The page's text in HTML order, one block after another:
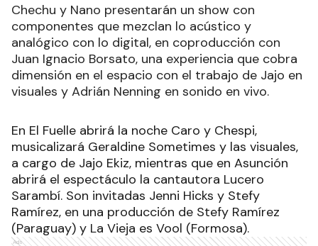
Chechu y Nano presentarán un show con
componentes que mezclan lo acústico y
analógico con lo digital, en coproducción con
Juan Ignacio Borsato, una experiencia que cobra
dimensión en el espacio con el trabajo de Jajo en
visuales y Adrián Nenning en sonido en vivo.
En El Fuelle abrirá la noche Caro y Chespi,
musicalizará Geraldine Sometimes y las visuales,
a cargo de Jajo Ekiz, mientras que en Asunción
abrirá el espectáculo la cantautora Lucero
Sarambí. Son invitadas Jenni Hicks y Stefy
Ramírez, en una producción de Stefy Ramírez
(Paraguay) y La Vieja es Vool (Formosa).
Ads